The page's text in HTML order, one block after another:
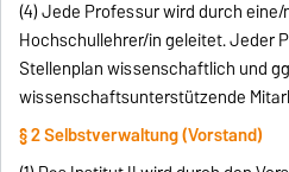
(4) Jede Professur wird durch
Hochschullehrer/in geleitet. Jeder
Stellenplan wissenschaftlich und
wissenschaftsunterstützende
§ 2 Selbstverwaltung (Vorstand)